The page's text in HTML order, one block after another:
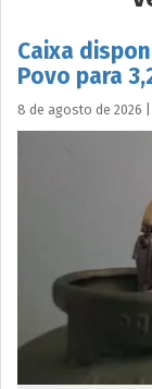
Caixa
Povo para
8 de agosto de 2026